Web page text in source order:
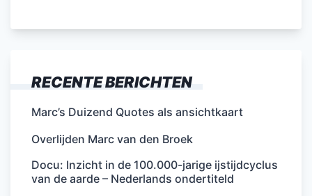
RECENTE BERICHTEN
Marc’s Duizend Quotes als ansichtkaart
Overlijden Marc van den Broek
Docu: Inzicht in de 100.000-jarige ijstijdcyclus
van de aarde – Nederlands ondertiteld